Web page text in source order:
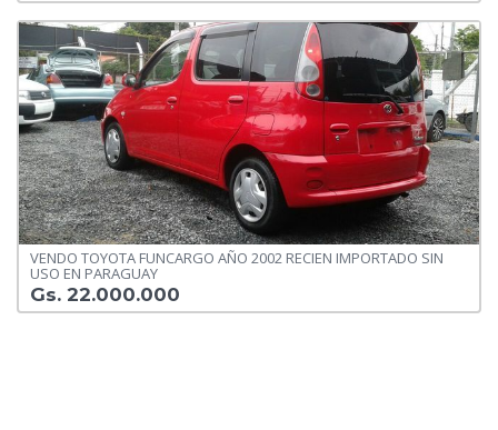
VENDO TOYOTA FUNCARGO AÑO 2002 RECIEN IMPORTADO SIN
USO EN PARAGUAY
Gs. 22.000.000